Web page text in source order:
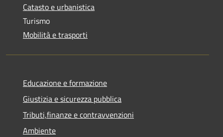
Catasto e urbanistica
Turismo
Mobilità e trasporti
Educazione e formazione
Giustizia e sicurezza pubblica
Tributi,finanze e contravvenzioni
Ambiente